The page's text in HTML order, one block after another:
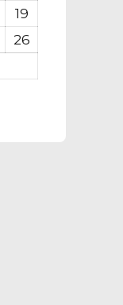
19
26